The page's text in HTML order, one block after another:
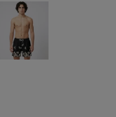
Szorty
kąpielowe
Black
Cranes